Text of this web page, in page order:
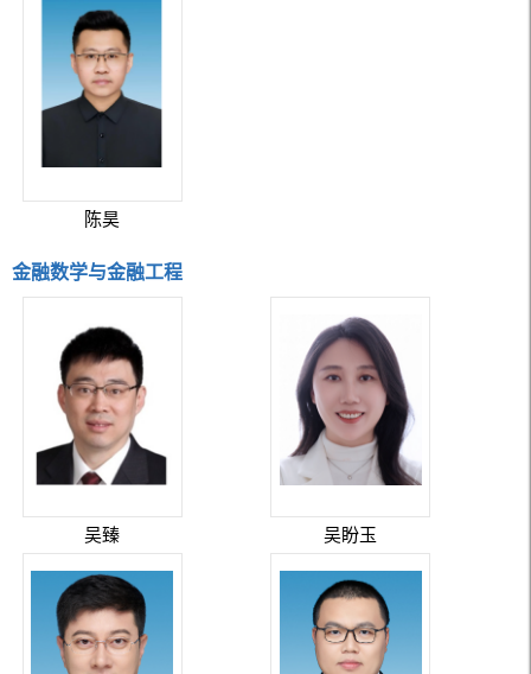
陈昊
金融数学与金融工程
吴臻 吴盼玉